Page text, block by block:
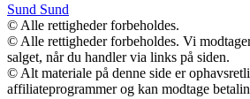
Sund Sund
© Alle rettigheder forbeholdes.
© Alle rettigheder forbeholdes. Vi
salget, når du handler via links på siden.
© Alt materiale på denne side er
affiliateprogrammer og kan modtage